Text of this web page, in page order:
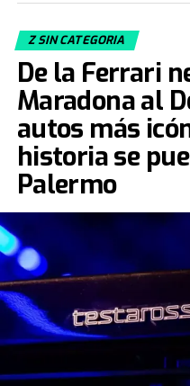
Z SIN CATEGORIA
De la Ferrari
Maradona al
autos más
historia se
Palermo